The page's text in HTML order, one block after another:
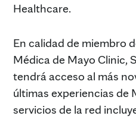
Healthcare.
En calidad de miembro
Médica de Mayo Clinic,
tendrá acceso al más
últimas experiencias de
servicios de la red